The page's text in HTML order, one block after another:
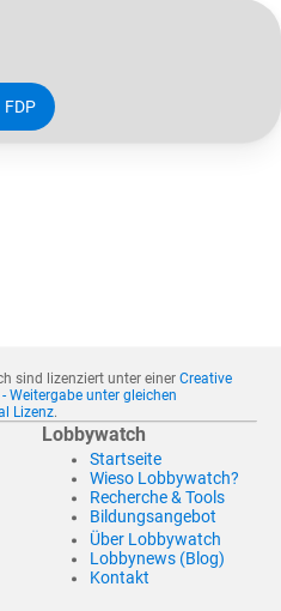
FDP
sind lizenziert unter einer Creative
Weitergabe unter gleichen
Lizenz.
Lobbywatch
Startseite
Wieso Lobbywatch?
Recherche & Tools
Bildungsangebot
Über Lobbywatch
Lobbynews (Blog)
Kontakt